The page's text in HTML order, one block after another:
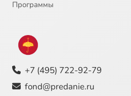
Программы
+7 (495) 722-92-79
fond@predanie.ru